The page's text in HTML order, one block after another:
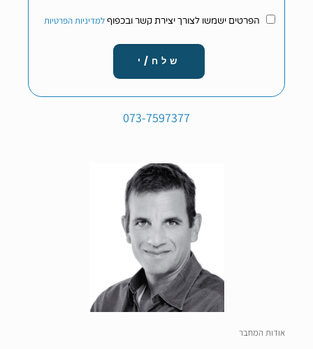
הפרטים ישמשו לצורך יצירת קשר ובכפוףלמדיניות הפרטיות
שלח/י
073-7597377
אודות המחבר